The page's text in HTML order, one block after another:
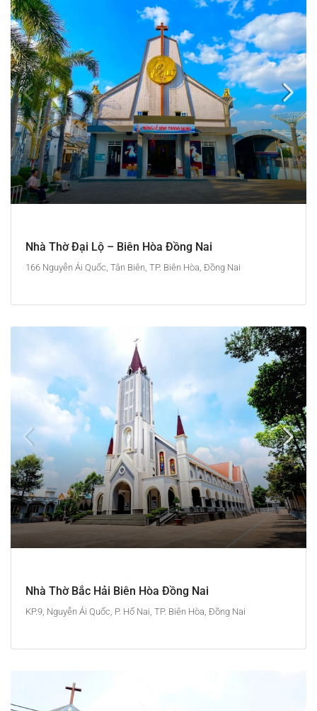
Nhà Thờ Đại Lộ – Biên Hòa Đồng Nai
166 Nguyễn Ái Quốc, Tân Biên, TP. Biên Hòa, Đồng Nai
Nhà Thờ Bắc Hải Biên Hòa Đồng Nai
KP.9, Nguyễn Ái Quốc, P. Hố Nai, TP. Biên Hòa, Đồng Nai